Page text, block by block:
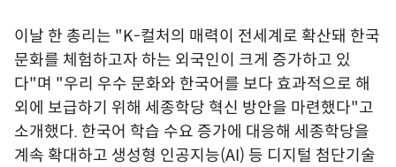
이날 한 총리는 "K-컬처의 매력이 전세계로 확산돼 한국
문화를 체험하고자 하는 외국인이 크게 증가하고 있
다"며 "우리 우수 문화와 한국어를 보다 효과적으로 해
외에 보급하기 위해 세종학당 혁신 방안을 마련했다"고
소개했다. 한국어 학습 수요 증가에 대응해 세종학당을
계속 확대하고 생성형 인공지능(AI) 등 디지털 첨단기술